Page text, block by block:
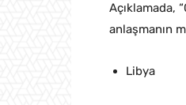
Açıklamada,
anlaşmanın
Libya